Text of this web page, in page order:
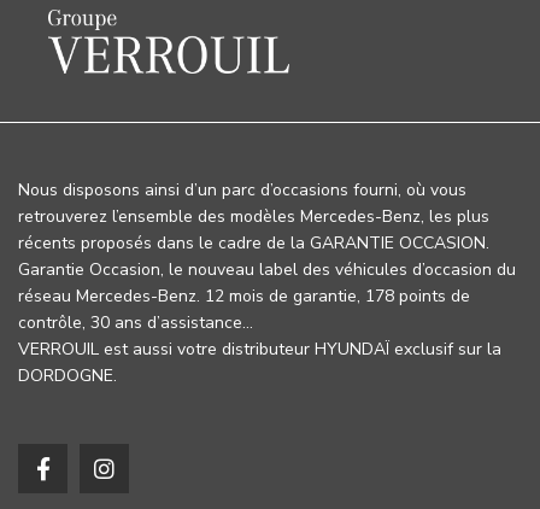
Nous disposons ainsi d’un parc d’occasions fourni, où vous
retrouverez l’ensemble des modèles Mercedes-Benz, les plus
récents proposés dans le cadre de la GARANTIE OCCASION.
Garantie Occasion, le nouveau label des véhicules d’occasion du
réseau Mercedes-Benz. 12 mois de garantie, 178 points de
contrôle, 30 ans d’assistance…
VERROUIL est aussi votre distributeur HYUNDAÏ exclusif sur la
DORDOGNE.